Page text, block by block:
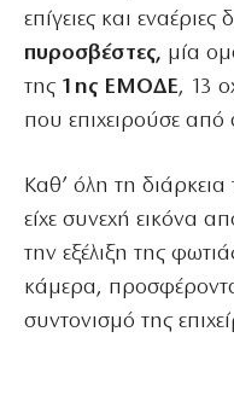
επίγειες και
πυροσβέστες, μία
της 1ης ΕΜΟΔΕ, 13
που επιχειρούσε από
Καθ’ όλη τη
είχε συνεχή εικόνα
την εξέλιξη της
κάμερα,
συντονισμό της